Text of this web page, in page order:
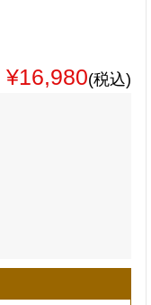
¥16,980(税込)